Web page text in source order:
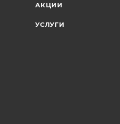
АКЦИИ
УСЛУГИ